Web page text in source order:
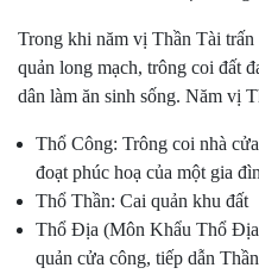
Trong khi năm vị Thần Tài
quản long mạch, trông coi đất
dân làm ăn sinh sống. Năm vị
Thổ Công: Trông coi nhà
đoạt phúc hoạ của một gia
Thổ Thần: Cai quản khu đất
Thổ Địa (Môn Khẩu Thổ
quản cửa công, tiếp dẫn